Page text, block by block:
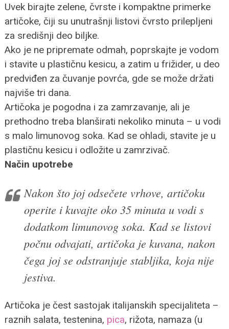
Uvek birajte zelene, čvrste i kompaktne primerke
artičoke, čiji su unutrašnji listovi čvrsto prilepljeni
za središnji deo biljke.
Ako je ne pripremate odmah, poprskajte je vodom
i stavite u plastičnu kesicu, a zatim u frižider, u deo
predviđen za čuvanje povrća, gde se može držati
najviše tri dana.
Artičoka je pogodna i za zamrzavanje, ali je
prethodno treba blanširati nekoliko minuta – u vodi
s malo limunovog soka. Kad se ohladi, stavite je u
plastičnu kesicu i odložite u zamrzivač.
Način upotrebe
Nakon što joj odsečete vrhove, artičoku
operite i kuvajte oko 35 minuta u vodi s
dodatkom limunovog soka. Kad se listovi
počnu odvajati, artičoka je kuvana, nakon
čega joj se odstranjuje stabljika, koja nije
jestiva.
Artičoka je čest sastojak italijanskih specijaliteta –
raznih salata, testenina, pica, rižota, namaza (u